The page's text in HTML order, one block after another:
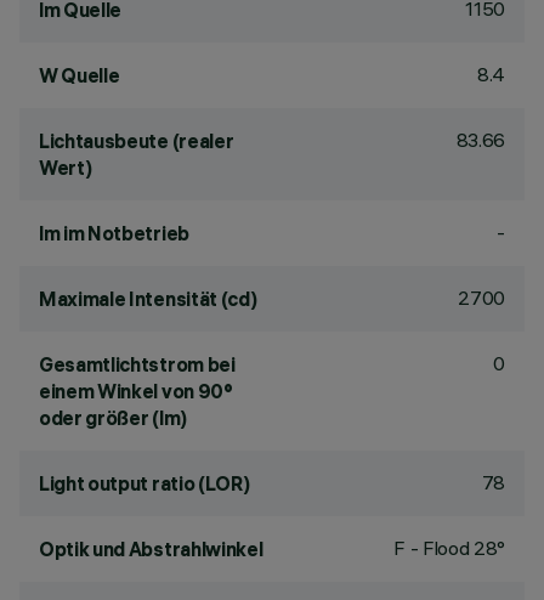
lm Quelle 1150
W Quelle 8.4
Lichtausbeute (realer
Wert)
83.66
lm im Notbetrieb -
Maximale Intensität (cd) 2700
Gesamtlichtstrom bei
einem Winkel von 90°
oder größer (lm)
0
Light output ratio (LOR) 78
Optik und Abstrahlwinkel F - Flood 28°